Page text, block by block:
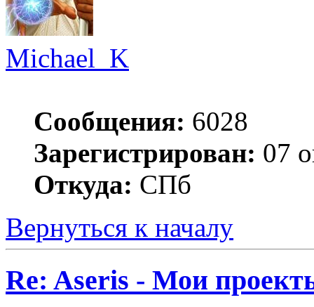
Michael_K
Сообщения: 6028
Зарегистрирован: 07
Откуда: СПб
Вернуться к началу
Re: Aseris - Мои